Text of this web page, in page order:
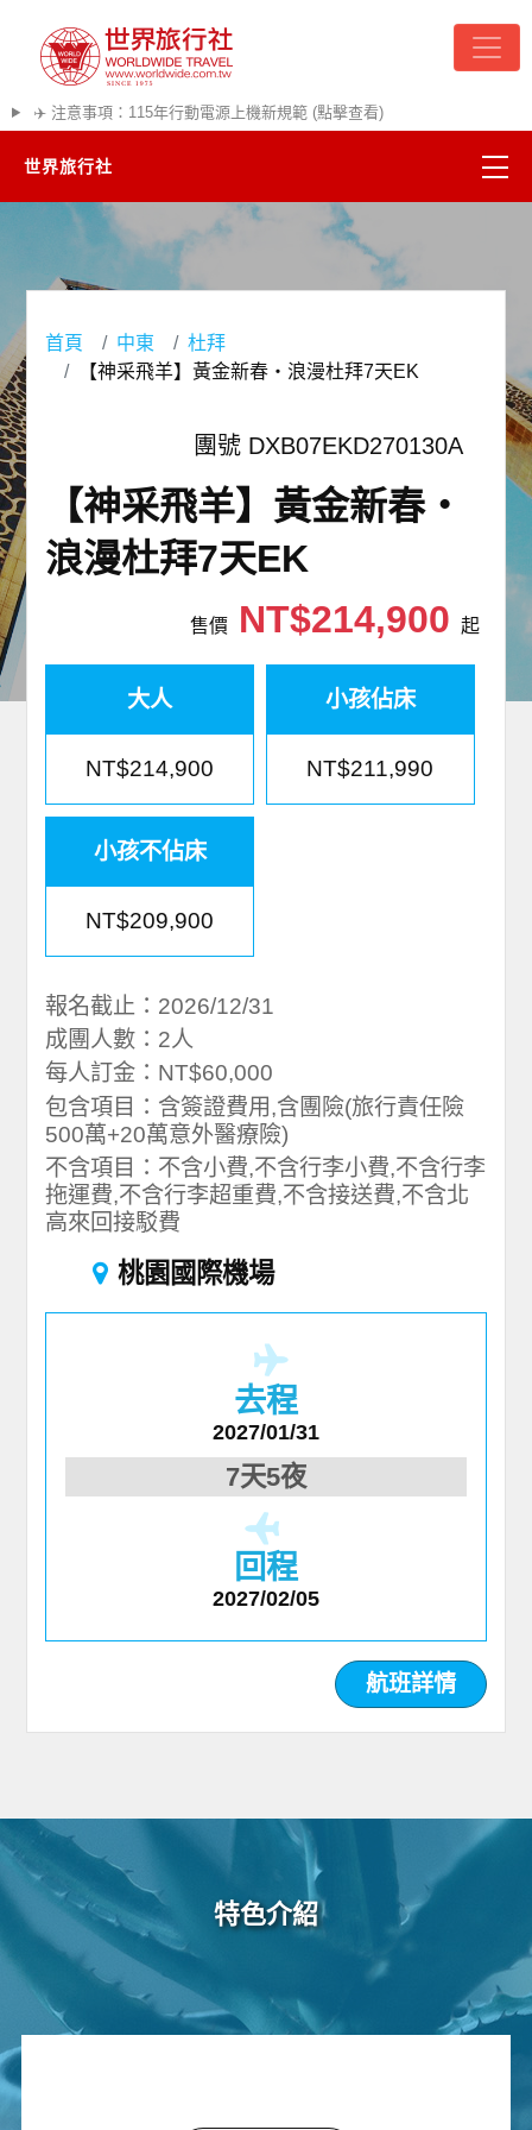
✈️ 注意事項：115年行動電源上機新規範 (點擊查看)
世界旅行社
熱門韓國
超夯日本
悠遊美加
遊輪河輪
世界臻旅
二人成行
首頁 中東
杜拜
【神采飛羊】黃金新春・浪漫杜拜7天EK
團號 DXB07EKD270130A
【神采飛羊】黃金新春・
浪漫杜拜7天EK
售價NT$214,900 起
大人
NT$214,900
小孩佔床
NT$211,990
小孩不佔床
NT$209,900
報名截止：2026/12/31
成團人數：2人
每人訂金：NT$60,000
包含項目：含簽證費用,含團險(旅行責任險
500萬+20萬意外醫療險)
不含項目：不含小費,不含行李小費,不含行李
拖運費,不含行李超重費,不含接送費,不含北
高來回接駁費
桃園國際機場
去程
2027/01/31
7天5夜
回程
2027/02/05
航班詳情
特色介紹